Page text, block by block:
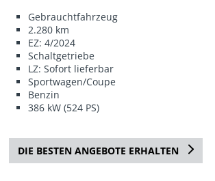
Gebrauchtfahrzeug
2.280 km
EZ: 4/2024
Schaltgetriebe
LZ: Sofort lieferbar
Sportwagen/Coupe
Benzin
386 kW (524 PS)
DIE BESTEN ANGEBOTE ERHALTEN